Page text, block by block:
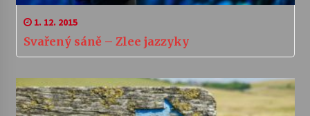
1. 12. 2015
Svařený sáně – Zlee jazzyky